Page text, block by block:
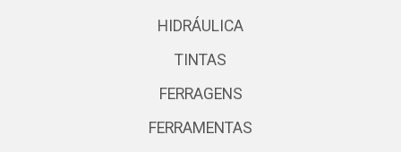
HIDRÁULICA
TINTAS
FERRAGENS
FERRAMENTAS